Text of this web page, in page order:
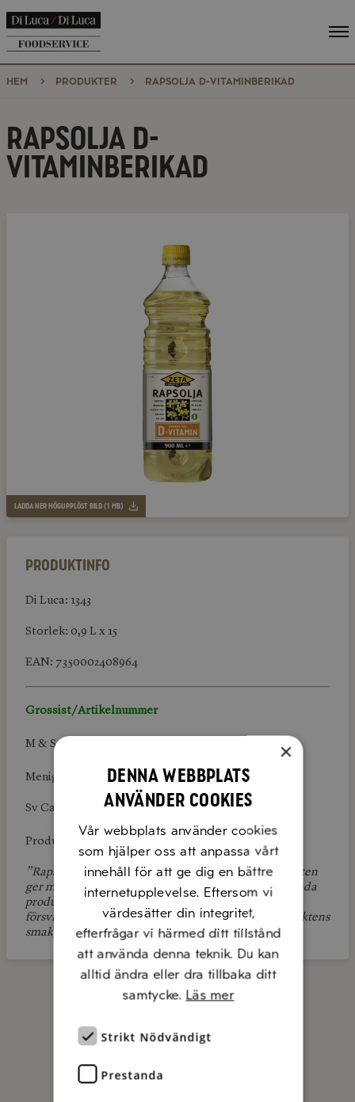
HEM PRODUKTER RAPSOLJA D-VITAMINBERIKAD
RAPSOLJA D-
VITAMINBERIKAD
LADDA NER HÖGUPPLÖST BILD (1 MB)
Produktinfo
Di Luca: 1343
Storlek: 0,9 L x 15
EAN: 7350002408964
Grossist/Artikelnummer
M & S:
Menigo:
Sv Cater: 1343
Produktlänk:
”Rapsolja som är D-vitamin berikad. Den här produkten
ger möjligheten att få i sig vitaminet genom att använda
produkten för tillagning av maträtter. D-vitamin
försvinner inte vid tillagning och påverkar inte produktens
smak/kvalité”
KONTAKTA OSS
×
Denna webbplats
använder cookies
Vår webbplats använder cookies
som hjälper oss att anpassa vårt
innehåll för att ge dig en bättre
internetupplevelse. Eftersom vi
värdesätter din integritet,
efterfrågar vi härmed ditt tillstånd
att använda denna teknik. Du kan
alltid ändra eller dra tillbaka ditt
samtycke. Läs mer
Strikt Nödvändigt
Prestanda